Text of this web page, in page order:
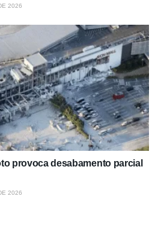
2026
provoca desabamento parcial
2026